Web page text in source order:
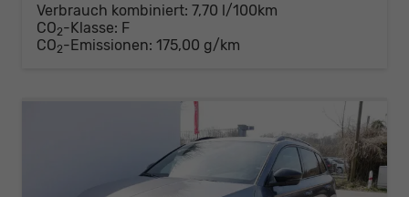
Verbrauch kombiniert: 7,70 l/100km
CO2-Klasse: F
CO2-Emissionen: 175,00 g/km